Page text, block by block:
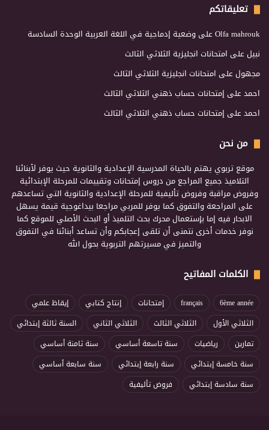
تعليقاتكم
Olfa mahroukعلى وضعية إدماجية في اللغة العربية الوحدة السادسة
نبيلعلى امتحانات انجليزية الثلاثي الثالث
مجهولعلى امتحانات انجليزية الثلاثي الثالث
احمدعلى إمتحانات حساب ذهني الثلاثي الثالث
احمدعلى إمتحانات حساب ذهني الثلاثي الثالث
من نحن
موقع تربوي يهتم بالحياة المدرسية الإعدادية والثانوية حيث يوفر لأبنائنا
التلاميذ جميع المراجع من دروس إمتحانات وتقييمات للمرحلة الإبتدائية
وفروض مراقبة وفروض تأليفية للمرحلة الإعدادية والثانوية التي تساعدهم
على المراجعة والتفوق كما يوفر للمربي مراجعا بيداغوجية قيمة يسهل
الابحار فيه إما بإستعمال محرك بحث التلميذ أو البحث الأصلي للموقع كما
نوفر خدمات أخرى نتمنى أن تلقى إعجابكم وأن تساعد أبنائنا في التفوق
والتميز في مسيرتهم التربوية بحول الله
الكلمات المفاتيح
6ème année
français إمتحانات إنتاج كتابي
إيقاظ علمي
الثلاثي الأول
الثلاثي الثالث الثلاثي الثاني
السنة ثالثة إبتدائي
تمارين
رياضيات سنة تاسعة أساسي
سنة ثامنة أساسي
سنة خامسة إبتدائي
سنة رابعة إبتدائي
سنة سابعة أساسي
سنة سادسة إبتدائي
فروض تأليفية